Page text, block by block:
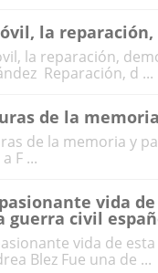
la
la reparación,
Reparación, d ...
de la
de la memoria y
F ...
vida
guerra civil
vida de
Blez Fue una de ...